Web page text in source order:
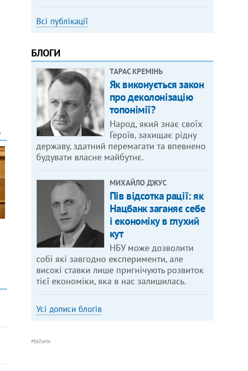
Всі публікації
БЛОГИ
ТАРАС КРЕМІНЬ
Як виконується закон
про деколонізацію
топонімії?
Народ, який знає своїх
Героїв, захищає рідну
державу, здатний перемагати та впевнено
будувати власне майбутнє.
МИХАЙЛО ДЖУС
Пів відсотка рації: як
Нацбанк заганяє себе
і економіку в глухий
кут
НБУ може дозволити
собі які завгодно експерименти, але
високі ставки лише пригнічують розвиток
тієї економіки, яка в нас залишилась.
Усі дописи блогів
РЕКЛАМА